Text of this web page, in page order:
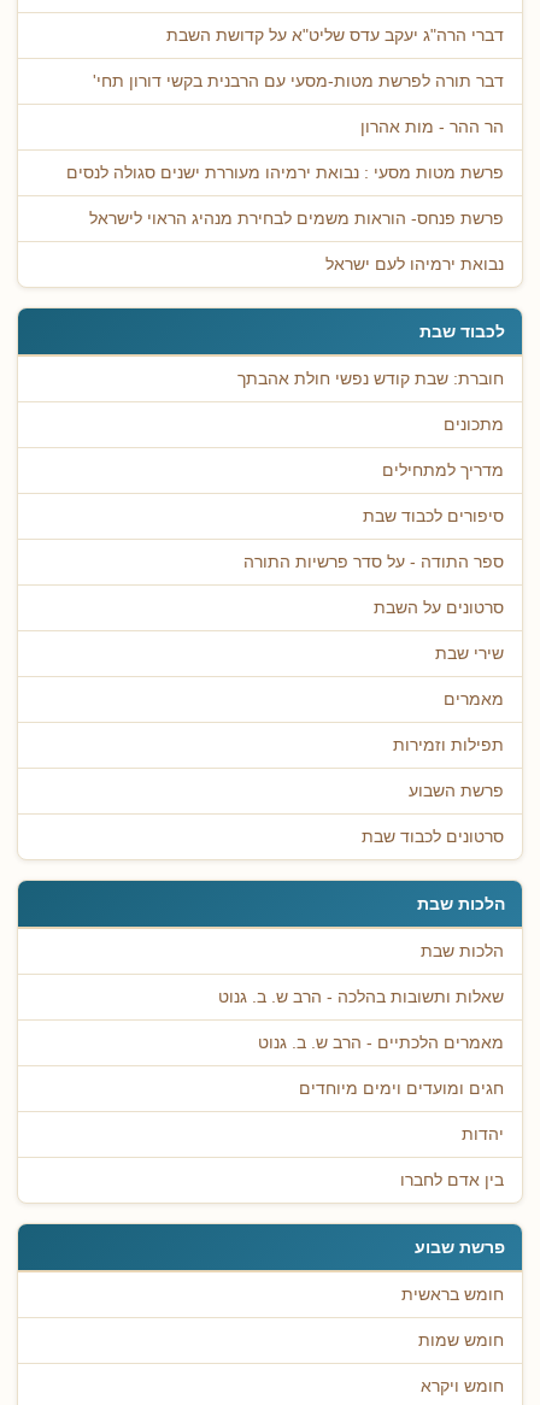
דברי הרה"ג יעקב עדס שליט"א על קדושת השבת
דבר תורה לפרשת מטות-מסעי עם הרבנית בקשי דורון תחי'
הר ההר - מות אהרון
פרשת מטות מסעי : נבואת ירמיהו מעוררת ישנים סגולה לנסים
פרשת פנחס- הוראות משמים לבחירת מנהיג הראוי לישראל
נבואת ירמיהו לעם ישראל
לכבוד שבת
חוברת: שבת קודש נפשי חולת אהבתך
מתכונים
מדריך למתחילים
סיפורים לכבוד שבת
ספר התודה - על סדר פרשיות התורה
סרטונים על השבת
שירי שבת
מאמרים
תפילות וזמירות
פרשת השבוע
סרטונים לכבוד שבת
הלכות שבת
הלכות שבת
שאלות ותשובות בהלכה - הרב ש. ב. גנוט
מאמרים הלכתיים - הרב ש. ב. גנוט
חגים ומועדים וימים מיוחדים
יהדות
בין אדם לחברו
פרשת שבוע
חומש בראשית
חומש שמות
חומש ויקרא